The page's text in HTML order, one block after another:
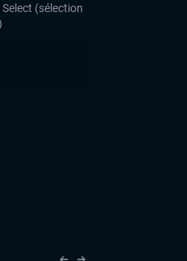
(sélection